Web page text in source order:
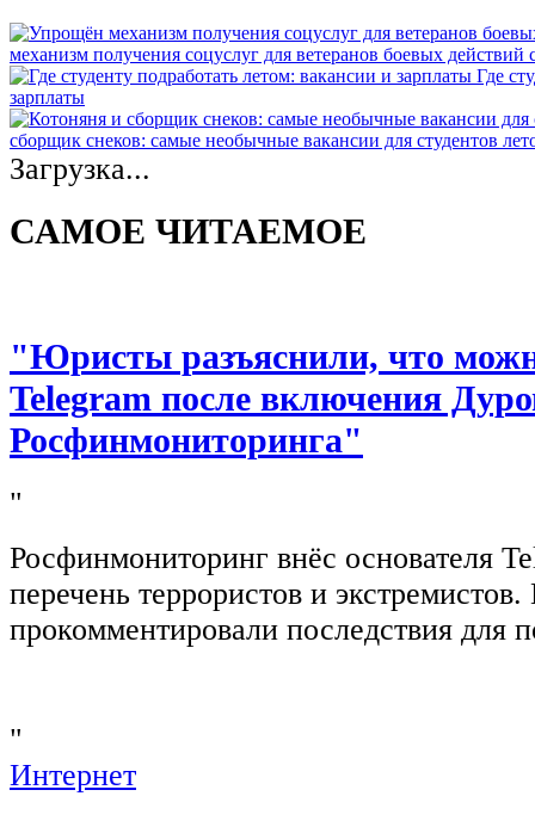
механизм получения соцуслуг для ветеранов боевых действий
Где
зарплаты
сборщик снеков: самые необычные вакансии для студентов
Загрузка...
САМОЕ ЧИТАЕМОЕ
"Юристы разъяснили, что
Telegram после включения
Росфинмониторинга"
"
Росфинмониторинг внёс основателя
перечень террористов и
прокомментировали последствия для
"
Интернет